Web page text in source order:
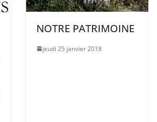
NOTRE PATRIMOINE
jeudi 25 janvier 2018